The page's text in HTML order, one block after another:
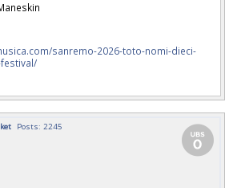
sanremo-2026-toto-nomi-dieci-
Posts: 2245